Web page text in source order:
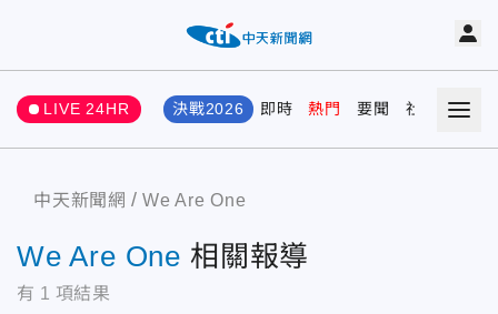
LIVE 24HR 決戰2026 即時 熱門 要聞 社會 娛樂
中天新聞網 We Are One
We Are One 相關報導
有 1 項結果